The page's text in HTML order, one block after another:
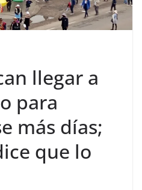
llegar a
para
más días;
que lo